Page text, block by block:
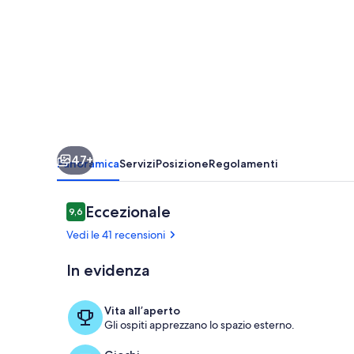
47+
PanoramicaServiziPosizioneRegolamenti
Recensioni
9,69,6 su 10
Eccezionale
Vedi le 41 recensioni
In evidenza
Vita all’aperto
Gli ospiti apprezzano lo spazio esterno.